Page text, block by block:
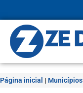
Página inicial | Municípios